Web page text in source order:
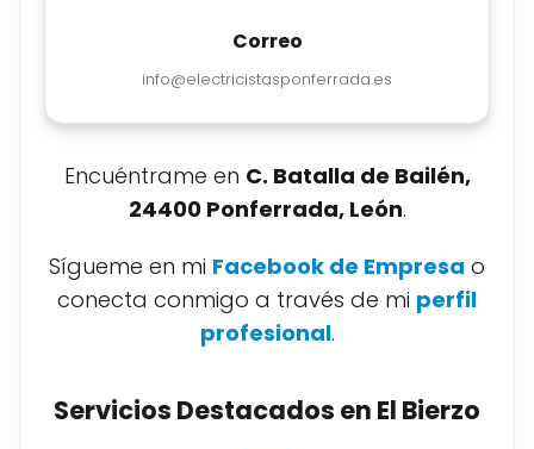
Correo
info@electricistasponferrada.es
Encuéntrame en C. Batalla de Bailén,
24400 Ponferrada, León.
Sígueme en mi Facebook de Empresa o
conecta conmigo a través de mi perfil
profesional.
Servicios Destacados en El Bierzo